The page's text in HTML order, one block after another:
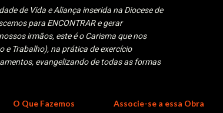
de Vida e Aliança inserida na Diocese de
para ENCONTRAR e gerar
irmãos, este é o Carisma que nos
e Trabalho), na prática de exercício
evangelizando de todas as formas
O Que Fazemos Associe-se a essa Obra